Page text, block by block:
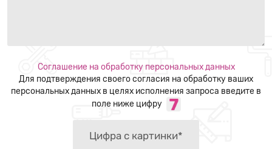
Соглашение на обработку персональных данных
Для подтверждения своего согласия на обработку ваших
персональных данных в целях исполнения запроса введите в
поле ниже цифру